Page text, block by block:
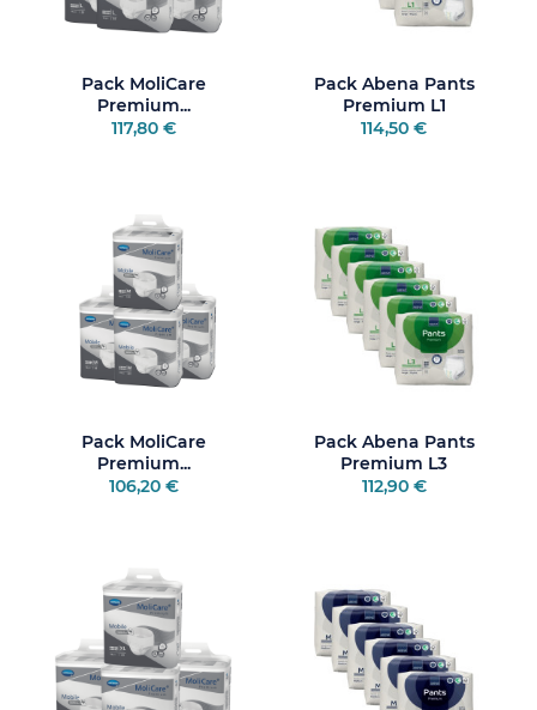
Pack MoliCare
Premium...
117,80 €
Pack Abena Pants
Premium L1
114,50 €
Pack MoliCare
Premium...
106,20 €
Pack Abena Pants
Premium L3
112,90 €